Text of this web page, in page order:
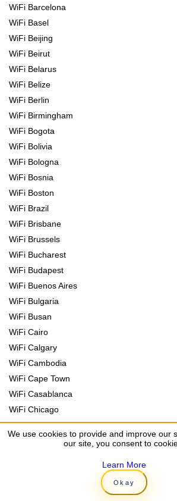
WiFi Barcelona
WiFi Basel
WiFi Beijing
WiFi Beirut
WiFi Belarus
WiFi Belize
WiFi Berlin
WiFi Birmingham
WiFi Bogota
WiFi Bolivia
WiFi Bologna
WiFi Bosnia
WiFi Boston
WiFi Brazil
WiFi Brisbane
WiFi Brussels
WiFi Bucharest
WiFi Budapest
WiFi Buenos Aires
WiFi Bulgaria
WiFi Busan
WiFi Cairo
WiFi Calgary
WiFi Cambodia
WiFi Cape Town
WiFi Casablanca
WiFi Chicago
WiFi Chile
We use cookies to provide and improve our
our site, you consent to
Learn More
Okay
We use cookies to provide and improve our
our site, you consent to
Learn More
Okay